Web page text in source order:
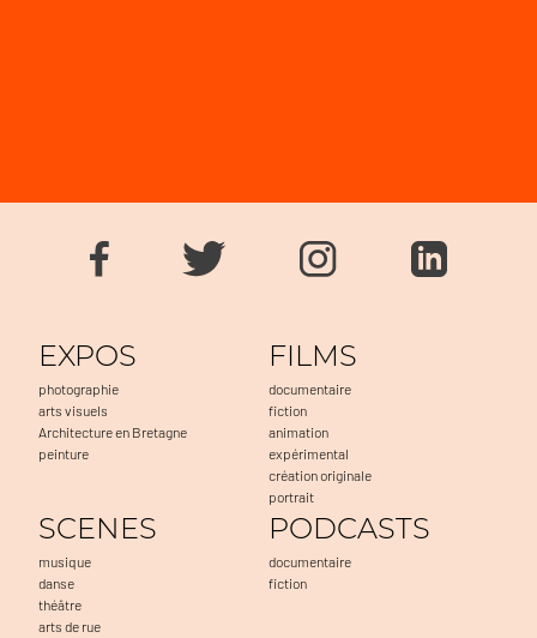
EXPOS
photographie
arts visuels
Architecture en Bretagne
peinture
FILMS
documentaire
fiction
animation
expérimental
création originale
portrait
SCENES
musique
danse
théâtre
arts de rue
PODCASTS
documentaire
fiction